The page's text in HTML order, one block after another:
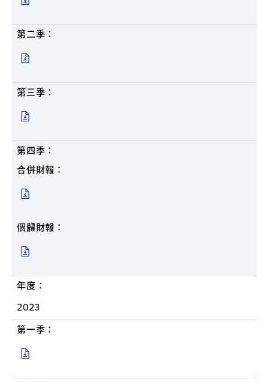
第二季：
第三季：
第四季：
合併財報：
個體財報：
年度：
2023
第一季：